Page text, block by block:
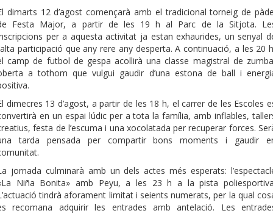
dimarts 12 d’agost començarà amb el tradicional torneig de
Festa Major, a partir de les 19 h al Parc de la Sitjota.
per a aquesta activitat ja estan exhaurides, un senyal
participació que any rere any desperta. A continuació, a les 20
camp de futbol de gespa acollirà una classe magistral de
a tothom que vulgui gaudir d’una estona de ball i
dimecres 13 d’agost, a partir de les 18 h, el carrer de les Escoles
en un espai lúdic per a tota la família, amb inflables,
festa de l’escuma i una xocolatada per recuperar forces.
tarda pensada per compartir bons moments i gaudir
jornada culminarà amb un dels actes més esperats:
Niña Bonita» amb Peyu, a les 23 h a la pista
tindrà aforament limitat i seients numerats, per la qual
recomana adquirir les entrades amb antelació. Les